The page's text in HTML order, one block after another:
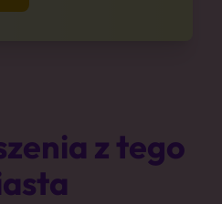
z tego